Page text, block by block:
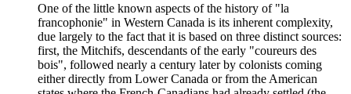
One of the little known aspects of the history of "la
francophonie" in Western Canada is its inherent complexity,
due largely to the fact that it is based on three distinct sources:
first, the Mitchifs, descendants of the early "coureurs des
bois", followed nearly a century later by colonists coming
either directly from Lower Canada or from the American